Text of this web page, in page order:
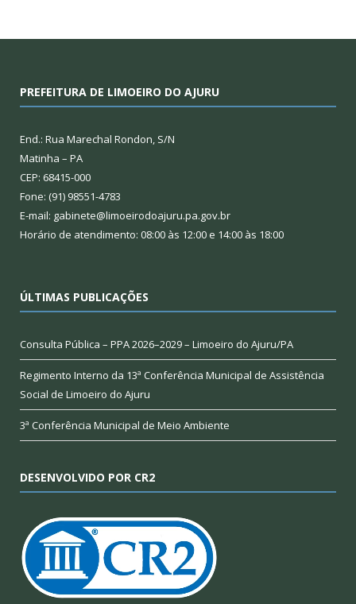
PREFEITURA DE LIMOEIRO DO AJURU
End.: Rua Marechal Rondon, S/N
Matinha – PA
CEP: 68415-000
Fone: (91) 98551-4783
E-mail: gabinete@limoeirodoajuru.pa.gov.br
Horário de atendimento: 08:00 às 12:00 e 14:00 às 18:00
ÚLTIMAS PUBLICAÇÕES
Consulta Pública – PPA 2026–2029 – Limoeiro do Ajuru/PA
Regimento Interno da 13ª Conferência Municipal de Assistência
Social de Limoeiro do Ajuru
3ª Conferência Municipal de Meio Ambiente
DESENVOLVIDO POR CR2